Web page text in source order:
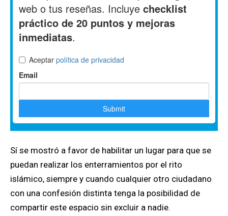
Sí se mostró a favor de habilitar un lugar para que se
puedan realizar los enterramientos por el rito
islámico, siempre y cuando cualquier otro ciudadano
con una confesión distinta tenga la posibilidad de
compartir este espacio sin excluir a nadie.